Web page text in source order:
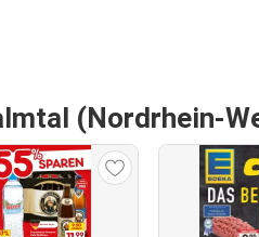
(Nordrhein-